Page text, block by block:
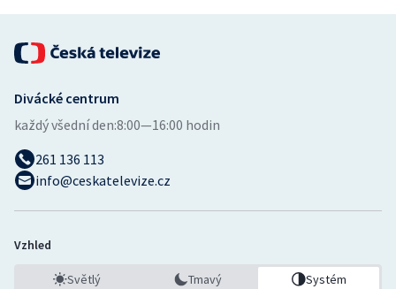
Divácké centrum
každý všední den:8:00—16:00 hodin
261 136 113
info@ceskatelevize.cz
Vzhled
Světlý Tmavý Systém